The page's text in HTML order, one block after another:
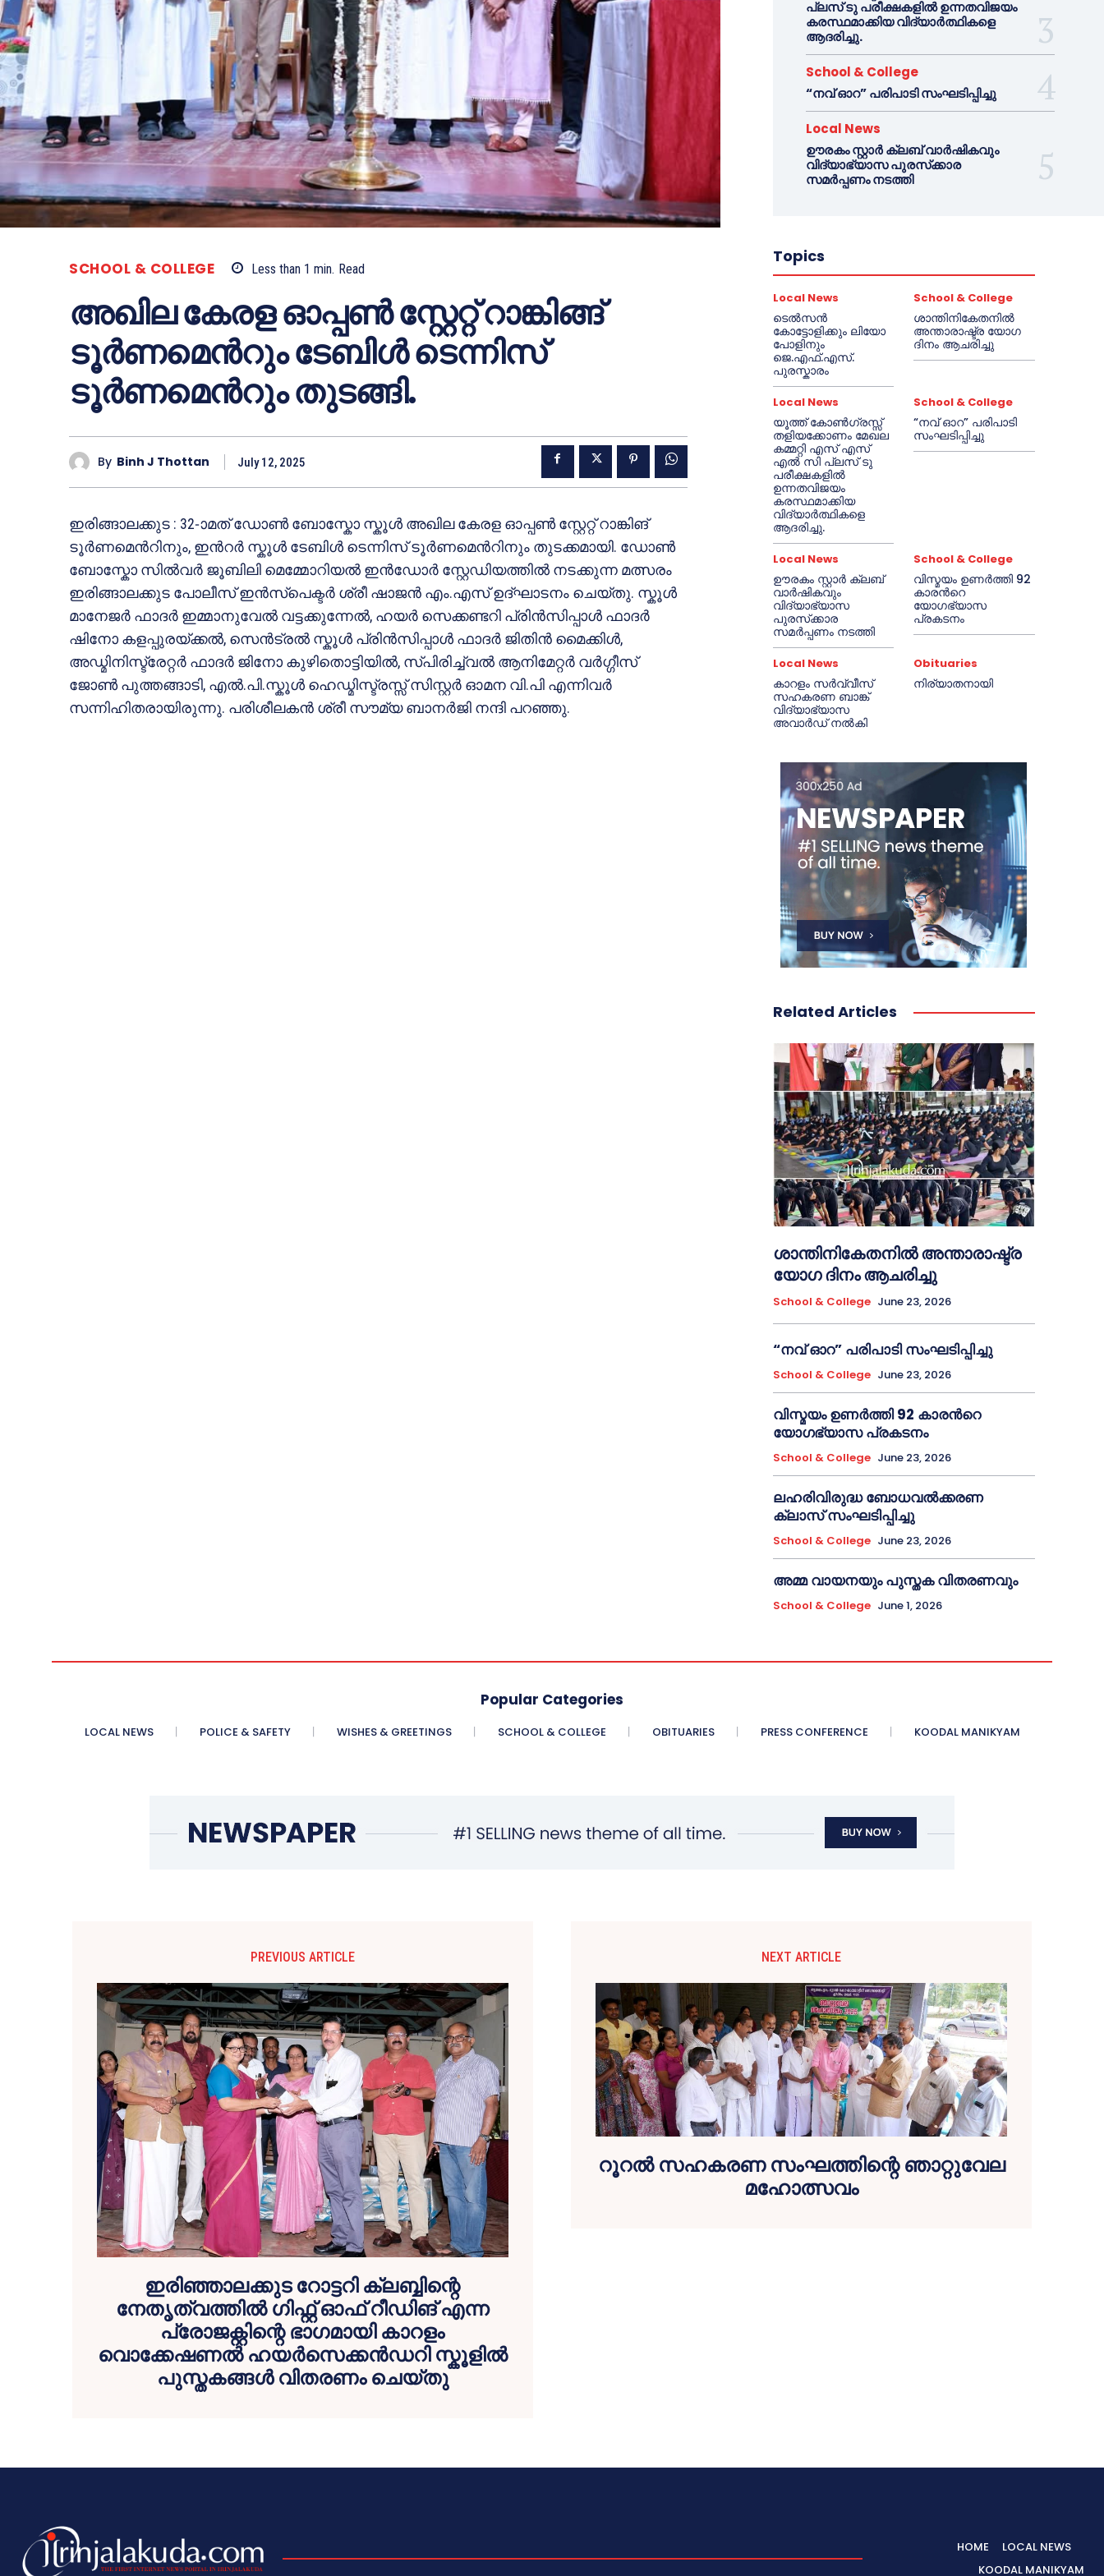
SCHOOL & COLLEGE Less than 1 min. Read
അഖില കേരള ഓപ്പൺ സ്റ്റേറ്റ് റാങ്കിങ്ങ്
ടൂർണമെൻറും ടേബിൾ ടെന്നിസ്
ടൂർണമെൻറും തുടങ്ങി.
By Binh J Thottan July 12, 2025
ഇരിങ്ങാലക്കുട : 32-ാമത് ഡോൺ ബോസ്കോ സ്കൂൾ അഖില കേരള ഓപ്പൺ സ്റ്റേറ്റ് റാങ്കിങ്
ടൂർണമെൻറിനും, ഇൻറർ സ്കൂൾ ടേബിൾ ടെന്നിസ് ടൂർണമെൻറിനും തുടക്കമായി. ഡോൺ
ബോസ്കോ സിൽവർ ജൂബിലി മെമ്മോറിയൽ ഇൻഡോർ സ്റ്റേഡിയത്തിൽ നടക്കുന്ന മത്സരം
ഇരിങ്ങാലക്കുട പോലീസ് ഇൻസ്പെക്ടർ ശ്രീ ഷാജൻ എം.എസ് ഉദ്ഘാടനം ചെയ്തു. സ്കൂൾ
മാനേജർ ഫാദർ ഇമ്മാനുവേൽ വട്ടക്കുന്നേൽ, ഹയർ സെക്കണ്ടറി പ്രിൻസിപ്പാൾ ഫാദർ
ഷിനോ കളപ്പുരയ്ക്കൽ, സെൻട്രൽ സ്കൂൾ പ്രിൻസിപ്പാൾ ഫാദർ ജിതിൻ മൈക്കിൾ,
അഡ്മിനിസ്ട്രേറ്റർ ഫാദർ ജിനോ കുഴിതൊട്ടിയിൽ, സ്പിരിച്ച്വൽ ആനിമേറ്റർ വർഗ്ഗീസ്
ജോൺ പുത്തങ്ങാടി, എൽ.പി.സ്കൂൾ ഹെഡ്മിസ്ട്രസ്സ് സിസ്റ്റർ ഓമന വി.പി എന്നിവർ
സന്നിഹിതരായിരുന്നു. പരിശീലകൻ ശ്രീ സൗമ്യ ബാനർജി നന്ദി പറഞ്ഞു.
പ്ലസ് ടു പരീക്ഷകളിൽ ഉന്നതവിജയം
കരസ്ഥമാക്കിയ വിദ്യാർത്ഥികളെ
ആദരിച്ചു.
School & College
“നവ് ഓറ” പരിപാടി സംഘടിപ്പിച്ചു
Local News
ഊരകം സ്റ്റാർ ക്ലബ് വാർഷികവും
വിദ്യാഭ്യാസ പുരസ്‌ക്കാര
സമർപ്പണം നടത്തി
Topics
Local News
ടെൽസൻ
കോട്ടോളിക്കും ലിയോ
പോളിനും
ജെ.എഫ്.എസ്.
പുരസ്കാരം
School & College
ശാന്തിനികേതനിൽ
അന്താരാഷ്ട്ര യോഗ
ദിനം ആചരിച്ചു
Local News
യൂത്ത് കോൺഗ്രസ്സ്
തളിയക്കോണം മേഖല
കമ്മറ്റി എസ് എസ്
എൽ സി പ്ലസ് ടു
പരീക്ഷകളിൽ
ഉന്നതവിജയം
കരസ്ഥമാക്കിയ
വിദ്യാർത്ഥികളെ
ആദരിച്ചു.
School & College
“നവ് ഓറ” പരിപാടി
സംഘടിപ്പിച്ചു
Local News
ഊരകം സ്റ്റാർ ക്ലബ്
വാർഷികവും
വിദ്യാഭ്യാസ
പുരസ്‌ക്കാര
സമർപ്പണം നടത്തി
School & College
വിസ്മയം ഉണർത്തി 92
കാരൻറെ
യോഗഭ്യാസ
പ്രകടനം
Local News
കാറളം സർവ്വീസ്
സഹകരണ ബാങ്ക്
വിദ്യാഭ്യാസ
അവാർഡ് നൽകി
Obituaries
നിര്യാതനായി
Related Articles
ശാന്തിനികേതനിൽ അന്താരാഷ്ട്ര
യോഗ ദിനം ആചരിച്ചു
School & College June 23, 2026
“നവ് ഓറ” പരിപാടി സംഘടിപ്പിച്ചു
School & College June 23, 2026
വിസ്മയം ഉണർത്തി 92 കാരൻറെ
യോഗഭ്യാസ പ്രകടനം
School & College June 23, 2026
ലഹരിവിരുദ്ധ ബോധവൽക്കരണ
ക്ലാസ് സംഘടിപ്പിച്ചു
School & College June 23, 2026
അമ്മ വായനയും പുസ്തക വിതരണവും
School & College June 1, 2026
Popular Categories
LOCAL NEWS POLICE & SAFETY WISHES & GREETINGS SCHOOL & COLLEGE OBITUARIES PRESS CONFERENCE KOODAL MANIKYAM
PREVIOUS ARTICLE
ഇരിഞ്ഞാലക്കുട റോട്ടറി ക്ലബ്ബിന്റെ
നേതൃത്വത്തിൽ ഗിഫ്റ്റ് ഓഫ് റീഡിങ് എന്ന
പ്രോജക്റ്റിന്റെ ഭാഗമായി കാറളം
വൊക്കേഷണൽ ഹയർസെക്കൻഡറി സ്കൂളിൽ
പുസ്തകങ്ങൾ വിതരണം ചെയ്തു
NEXT ARTICLE
റൂറൽ സഹകരണ സംഘത്തിന്റെ ഞാറ്റുവേല
മഹോത്സവം
HOME
LOCAL NEWS
KOODAL MANIKYAM